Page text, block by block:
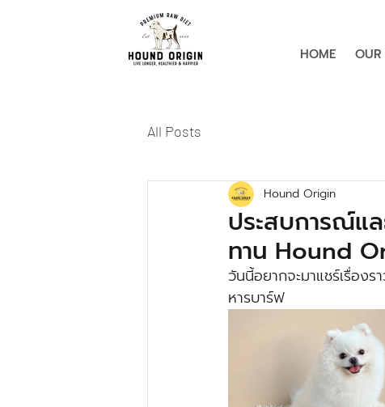
HOME OUR
All Posts
ประสบการณ์แ
ทาน Hound
Hound Origin
วันนี้อยากจะมาแชร์เรื่อง
หารบาร์ฟ